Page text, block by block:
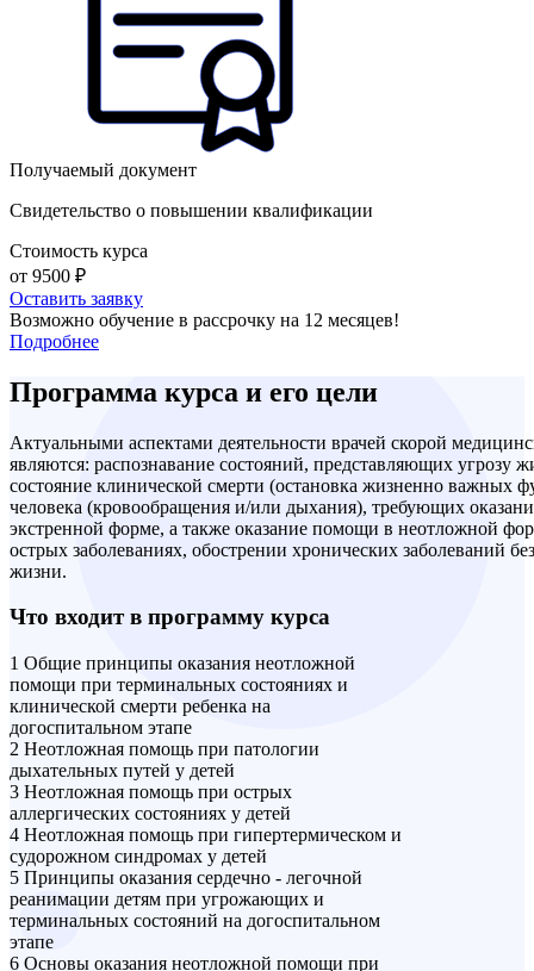
Получаемый документ
Свидетельство о повышении квалификации
Стоимость курса
от 9500 ₽
Оставить заявку
Возможно обучение в рассрочку на 12 месяцев!
Подробнее
Программа курса и его цели
Актуальными аспектами деятельности врачей скорой
являются: распознавание состояний, представляющих угрозу
состояние клинической смерти (остановка жизненно важных
человека (кровообращения и/или дыхания), требующих
экстренной форме, а также оказание помощи в неотложной
острых заболеваниях, обострении хронических заболеваний
жизни.
Что входит в программу курса
1 Общие принципы оказания неотложной
помощи при терминальных состояниях и
клинической смерти ребенка на
догоспитальном этапе
2 Неотложная помощь при патологии
дыхательных путей у детей
3 Неотложная помощь при острых
аллергических состояниях у детей
4 Неотложная помощь при гипертермическом и
судорожном синдромах у детей
5 Принципы оказания сердечно - легочной
реанимации детям при угрожающих и
терминальных состояний на догоспитальном
этапе
6 Основы оказания неотложной помощи при